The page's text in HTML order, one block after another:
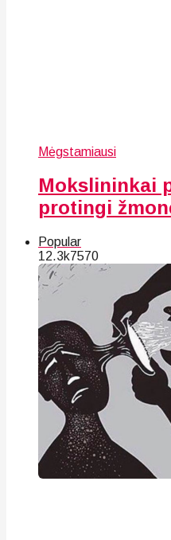
Mėgstamiausi
Mokslininkai
protingi
Popular
12.3k7570